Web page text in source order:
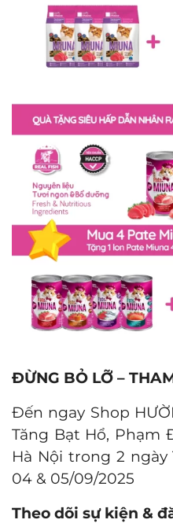
ĐỪNG BỎ LỠ –
Đến ngay Shop
Tăng Bạt Hổ, Phạm
Hà Nội trong 2 ngày
04 & 05/09/2025
Theo dõi sự kiện &